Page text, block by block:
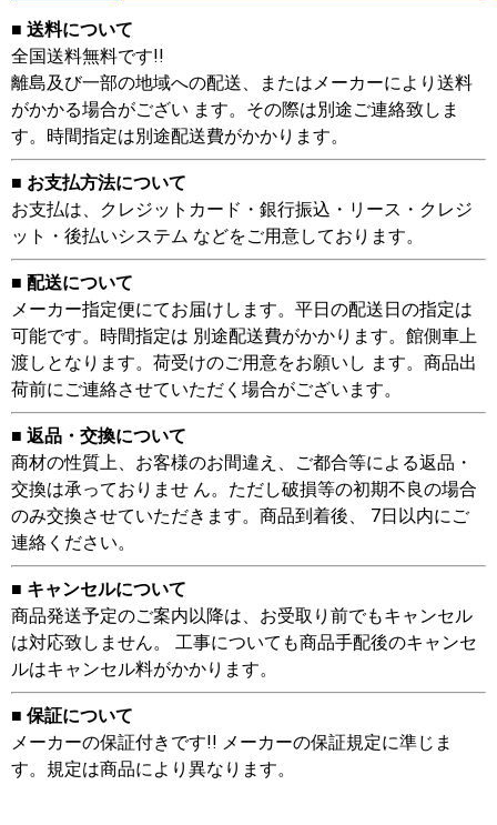
■ 送料について
全国送料無料です!!
離島及び一部の地域への配送、またはメーカーにより送料
がかかる場合がござい ます。その際は別途ご連絡致しま
す。時間指定は別途配送費がかかります。
■ お支払方法について
お支払は、クレジットカード・銀行振込・リース・クレジ
ット・後払いシステム などをご用意しております。
■ 配送について
メーカー指定便にてお届けします。平日の配送日の指定は
可能です。時間指定は 別途配送費がかかります。館側車上
渡しとなります。荷受けのご用意をお願いし ます。商品出
荷前にご連絡させていただく場合がございます。
■ 返品・交換について
商材の性質上、お客様のお間違え、ご都合等による返品・
交換は承っておりませ ん。ただし破損等の初期不良の場合
のみ交換させていただきます。商品到着後、 7日以内にご
連絡ください。
■ キャンセルについて
商品発送予定のご案内以降は、お受取り前でもキャンセル
は対応致しません。 工事についても商品手配後のキャンセ
ルはキャンセル料がかかります。
■ 保証について
メーカーの保証付きです!! メーカーの保証規定に準じま
す。規定は商品により異なります。